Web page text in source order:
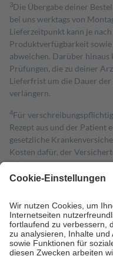
3Die Übergabe deiner
bei uns werktags von
Lieferzeitpunkt kann je
Produktverfügbarkeit
abweichen. Darüber
Prüfungen, die zu deiner
Lieferfrist um die Dauer
verlängern.
4Für
Rezept aus und der Patient
gesetzliche
Kosten dafür, der
mit.
Grundsätzlich leisten
höchstens zehn Euro.
Es
Kosten der Leistung zu
Diese Regeln gelten
Bei Heilmitteln und
Zuzahlung zehn Prozent